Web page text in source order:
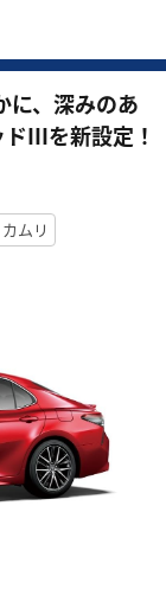
に、深みのあ
IIIを新設定！
カムリ